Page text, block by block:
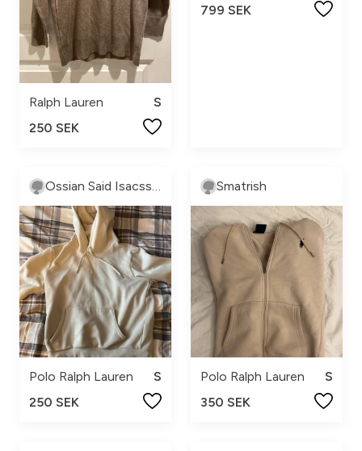
Ralph Lauren
S
250 SEK
799 SEK
Ossian Said Isacsson
Polo Ralph Lauren
S
250 SEK
Smatrish
Polo Ralph Lauren
S
350 SEK